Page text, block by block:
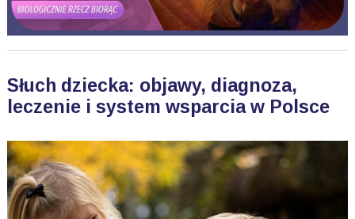
Słuch dziecka: objawy, diagnoza,
leczenie i system wsparcia w Polsce